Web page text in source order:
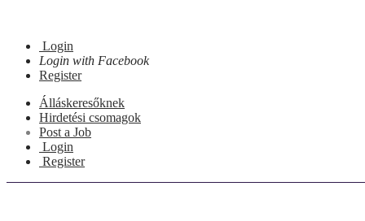
Login
Login with Facebook
Register
Álláskeresőknek
Hirdetési csomagok
Post a Job
Login
Register